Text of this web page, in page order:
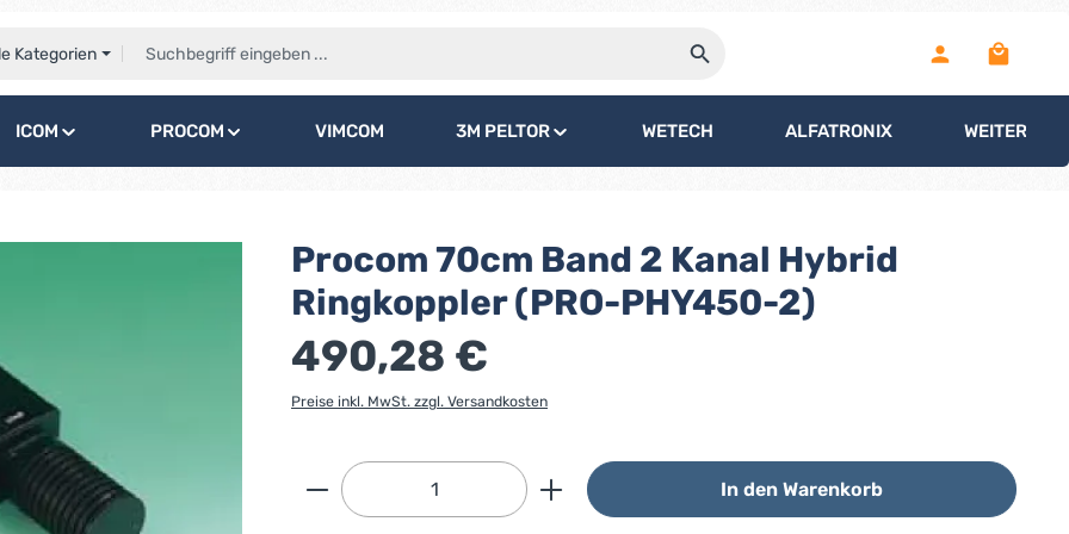
Kategorien
ICOM PROCOM VIMCOM 3M PELTOR WETECH ALFATRONIX WEITERE
Procom 70cm Band 2 Kanal Hybrid
Ringkoppler (PRO-PHY450-2)
490,28 €
Preise inkl. MwSt. zzgl. Versandkosten
Produkt Anzahl: Gib den gewünschten Wert ein oder
In den Warenkorb